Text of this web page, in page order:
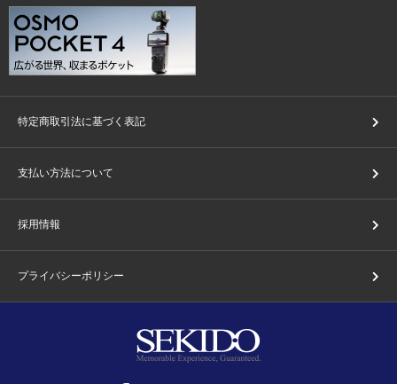
特定商取引法に基づく表記
支払い方法について
採用情報
プライバシーポリシー